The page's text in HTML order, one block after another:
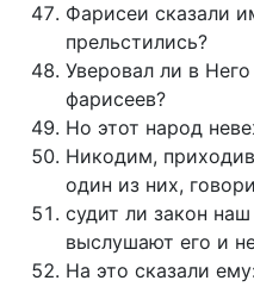
Фарисеи сказали
прельстились?
Уверовал ли в
фарисеев?
Но этот народ
Никодим,
один из них,
судит ли закон
выслушают его и
На это сказали